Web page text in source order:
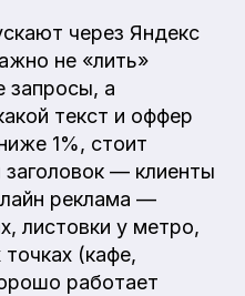
через Яндекс
не «лить»
запросы, а
текст и оффер
1%, стоит
заголовок — клиенты
реклама —
листовки у метро,
(кафе,
работает